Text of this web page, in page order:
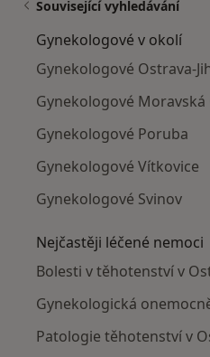
Související vyhledávání
Gynekologové v okolí
Gynekologové Ostrava-
Gynekologové Moravská
Gynekologové Poruba
Gynekologové Vítkovice
Gynekologové Svinov
Nejčastěji léčené nemoci
Bolesti v těhotenství v
Gynekologická
Patologie těhotenství v